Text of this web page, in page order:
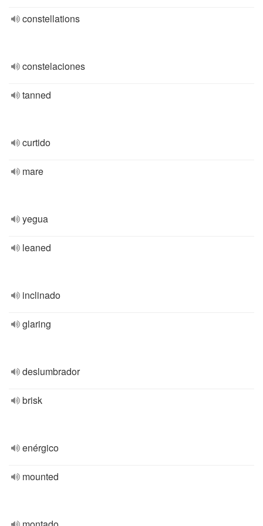
constellations
constelaciones
tanned
curtido
mare
yegua
leaned
inclinado
glaring
deslumbrador
brisk
enérgico
mounted